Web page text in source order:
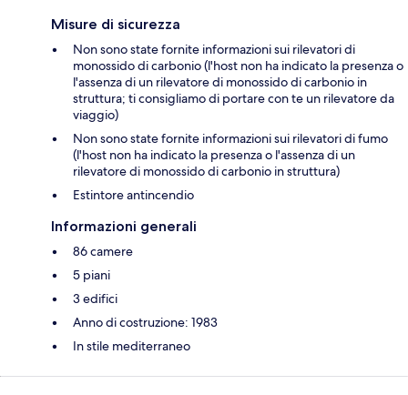
Misure di sicurezza
Non sono state fornite informazioni sui rilevatori di
monossido di carbonio (l'host non ha indicato la presenza o
l'assenza di un rilevatore di monossido di carbonio in
struttura; ti consigliamo di portare con te un rilevatore da
viaggio)
Non sono state fornite informazioni sui rilevatori di fumo
(l'host non ha indicato la presenza o l'assenza di un
rilevatore di monossido di carbonio in struttura)
Estintore antincendio
Informazioni generali
86 camere
5 piani
3 edifici
Anno di costruzione: 1983
In stile mediterraneo